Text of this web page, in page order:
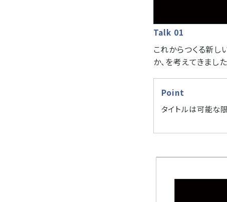
Talk 01
これからつくる新
か、を考えてきました
Point
タイトルは可能な